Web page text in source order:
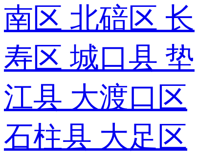
南区 北碚区 长
寿区 城口县 垫
江县 大渡口区
石柱县 大足区